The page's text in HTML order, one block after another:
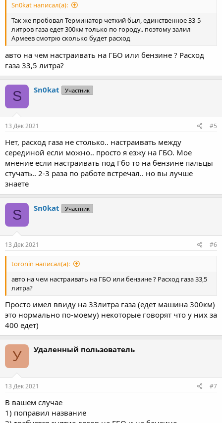
Sn0kat написал(а):
Так же пробовал Терминатор четкий был, единственное 33-5
литров газа едет 300км только по городу.. поэтому залил
Армеев смотрю сколько будет расход
авто на чем настраивать на ГБО или бензине ? Расход
газа 33,5 литра?
S Sn0kat Участник
13 Дек 2021 #5
Нет, расход газа не столько.. настраивать между
серединой если можно.. просто я езжу на ГБО. Мое
мнение если настраивать под Гбо то на бензине пальцы
стучать.. 2-3 раза по работе встречал.. но вы лучше
знаете
S Sn0kat Участник
13 Дек 2021 #6
toronin написал(а):
авто на чем настраивать на ГБО или бензине ? Расход газа 33,5
литра?
Просто имел ввиду на 33литра газа (едет машина 300км)
это нормально по-моему) некоторые говорят что у них за
400 едет)
У Удаленный пользователь
13 Дек 2021 #7
В вашем случае
1) поправил название